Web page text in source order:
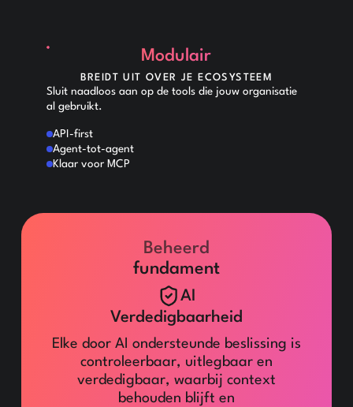
Modulair
BREIDT UIT OVER JE ECOSYSTEEM
Sluit naadloos aan op de tools die jouw organisatie
al gebruikt.
API-first
Agent-tot-agent
Klaar voor MCP
Beheerd
fundament
AI
Verdedigbaarheid
Elke door AI ondersteunde beslissing is
controleerbaar, uitlegbaar en
verdedigbaar, waarbij context
behouden blijft en